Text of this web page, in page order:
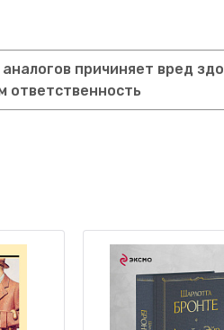
причиняет вред
ответственность